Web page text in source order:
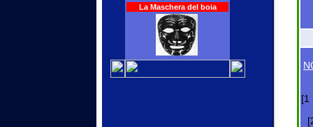
La Maschera del boia
[1